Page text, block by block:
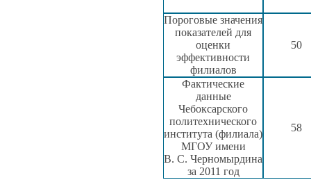
Пороговые значения
показателей для
оценки
эффективности
филиалов
50
Фактические
данные
Чебоксарского
политехнического
института (филиала)
МГОУ имени
В. С. Черномырдина
за 2011 год
58